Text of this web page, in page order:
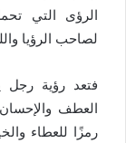
الرؤى التي
لصاحب الرؤيا
فتعد رؤية رجل
العطف
رمزًا للعطاء